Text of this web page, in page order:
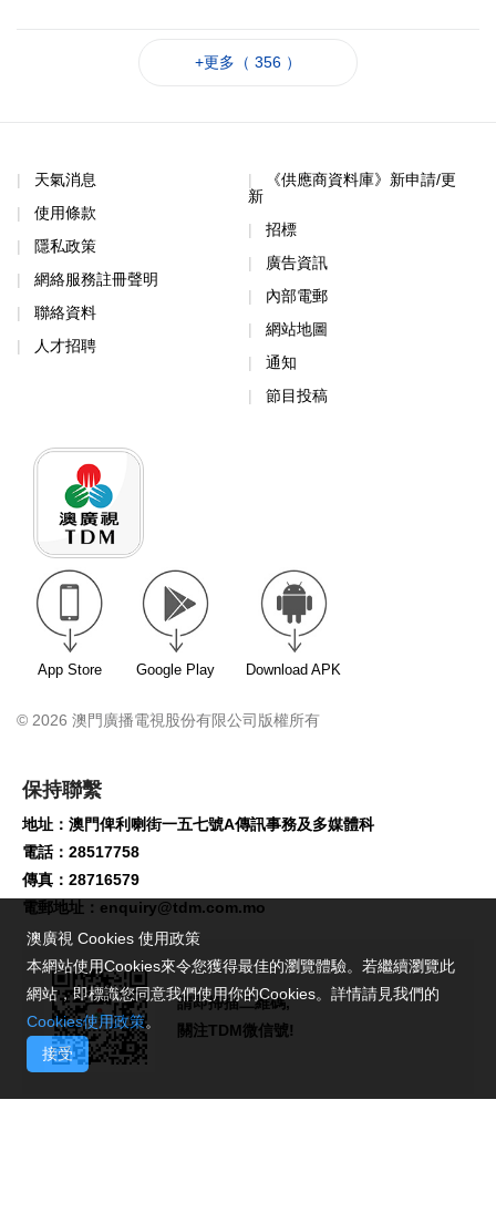
+更多（ 356 ）
天氣消息
使用條款
隱私政策
網絡服務註冊聲明
聯絡資料
人才招聘
《供應商資料庫》新申請/更
新
招標
廣告資訊
內部電郵
網站地圖
通知
節目投稿
App Store Google Play Download APK
© 2026 澳門廣播電視股份有限公司版權所有
保持聯繫
地址：澳門俾利喇街一五七號A傳訊事務及多媒體科
電話：28517758
傳真：28716579
電郵地址： enquiry@tdm.com.mo
請即掃描二維碼,
關注TDM微信號!
澳廣視 Cookies 使用政策
本網站使用Cookies來令您獲得最佳的瀏覽體驗。若繼續瀏覽此
網站，即標識您同意我們使用你的Cookies。詳情請見我們的
Cookies使用政策。
接受